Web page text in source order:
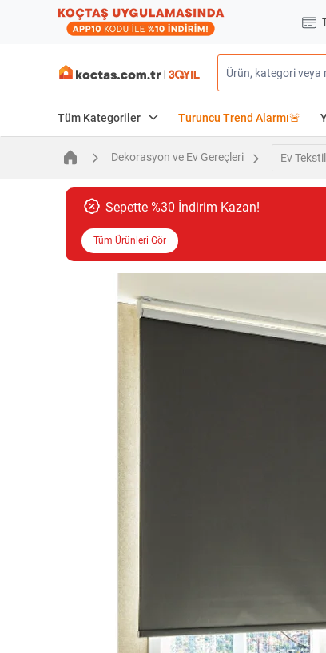
Tüm Kategoriler Turuncu Trend Alarmı🚨
Dekorasyon ve Ev Gereçleri Ev
Sepette %30 İndirim Kazan!
Tüm Ürünleri Gör